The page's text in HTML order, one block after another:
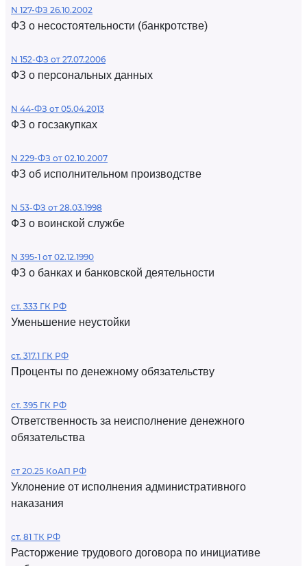
N 127-ФЗ 26.10.2002
ФЗ о несостоятельности (банкротстве)
N 152-ФЗ от 27.07.2006
ФЗ о персональных данных
N 44-ФЗ от 05.04.2013
ФЗ о госзакупках
N 229-ФЗ от 02.10.2007
ФЗ об исполнительном производстве
N 53-ФЗ от 28.03.1998
ФЗ о воинской службе
N 395-1 от 02.12.1990
ФЗ о банках и банковской деятельности
ст. 333 ГК РФ
Уменьшение неустойки
ст. 317.1 ГК РФ
Проценты по денежному обязательству
ст. 395 ГК РФ
Ответственность за неисполнение денежного
обязательства
ст 20.25 КоАП РФ
Уклонение от исполнения административного
наказания
ст. 81 ТК РФ
Расторжение трудового договора по инициативе